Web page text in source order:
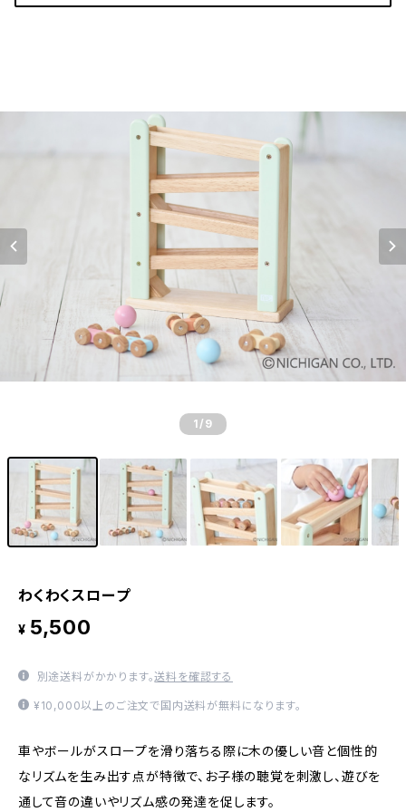
1 /9
わくわくスロープ
¥ 5,500
別途送料がかかります。送料を確認する
¥10,000以上のご注文で国内送料が無料になります。
車やボールがスロープを滑り落ちる際に木の優しい音と個性的
なリズムを生み出す点が特徴で、お子様の聴覚を刺激し、遊びを
通して音の違いやリズム感の発達を促します。